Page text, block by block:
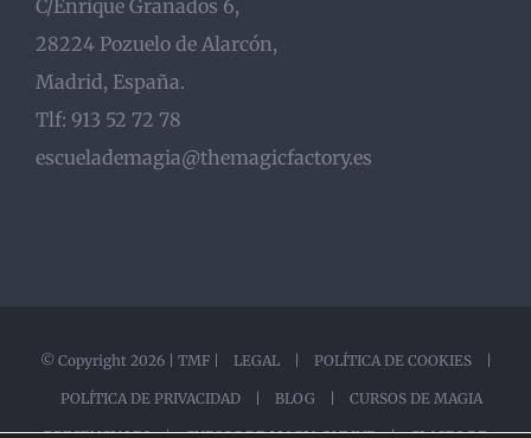
C/Enrique Granados 6,
28224 Pozuelo de Alarcón,
Madrid, España.
Tlf: 913 52 72 78
escuelademagia@themagicfactory.es
© Copyright 2026 | TMF| LEGAL POLÍTICA DE COOKIES
POLÍTICA DE PRIVACIDAD BLOG | CURSOS DE MAGIA